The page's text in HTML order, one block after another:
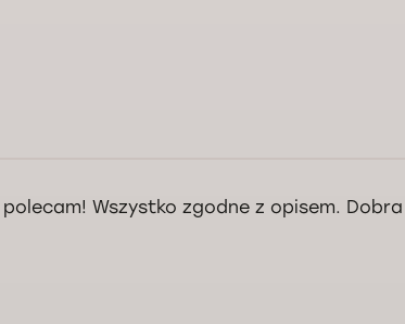
Wszystko zgodne z opisem. Dobra